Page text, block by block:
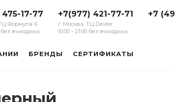
475-17-77
Формула Х
без выходных
+7(977) 421-77-71
г. Москва, ТЦ Dexter
10:00 - 21:00 без выходных
+7
БРЕНДЫ СЕРТИФИКАТЫ